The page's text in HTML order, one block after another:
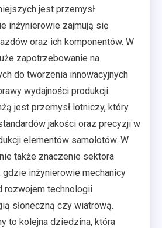
jest przemysł
inżynierowie zajmują się
oraz ich komponentów. W
zapotrzebowanie na
do tworzenia innowacyjnych
wydajności produkcji.
jest przemysł lotniczy, który
jakości oraz precyzji w
elementów samolotów. W
także znaczenie sektora
gdzie inżynierowie mechanicy
rozwojem technologii
słoneczną czy wiatrową.
to kolejna dziedzina, która